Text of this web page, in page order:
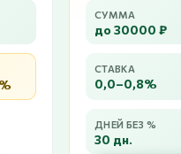
СУММА
до 30000 ₽
СТАВКА
0,0–0,8%
ДНЕЙ БЕЗ %
30 дн.